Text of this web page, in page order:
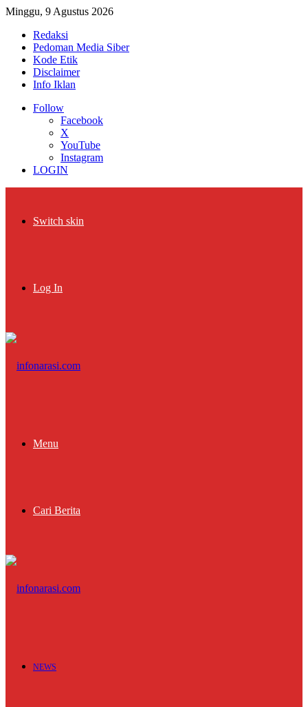
Minggu, 9 Agustus 2026
Redaksi
Pedoman Media Siber
Kode Etik
Disclaimer
Info Iklan
Follow
Facebook
X
YouTube
Instagram
LOGIN
Switch skin
Log In
Menu
Cari Berita
NEWS